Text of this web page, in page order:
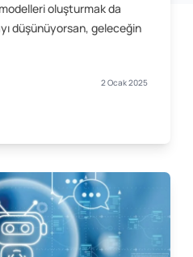
oluşturmak da
düşünüyorsan, geleceğin
2 Ocak 2025